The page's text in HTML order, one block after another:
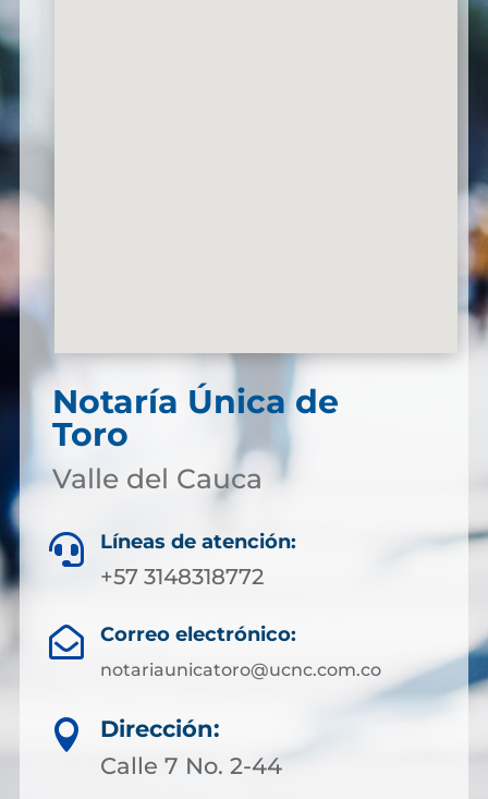
Notaría Única de
Toro
Valle del Cauca
 Líneas de atención:
+57 3148318772
 Correo electrónico:
notariaunicatoro@ucnc.com.co

Dirección:
Calle 7 No. 2-44